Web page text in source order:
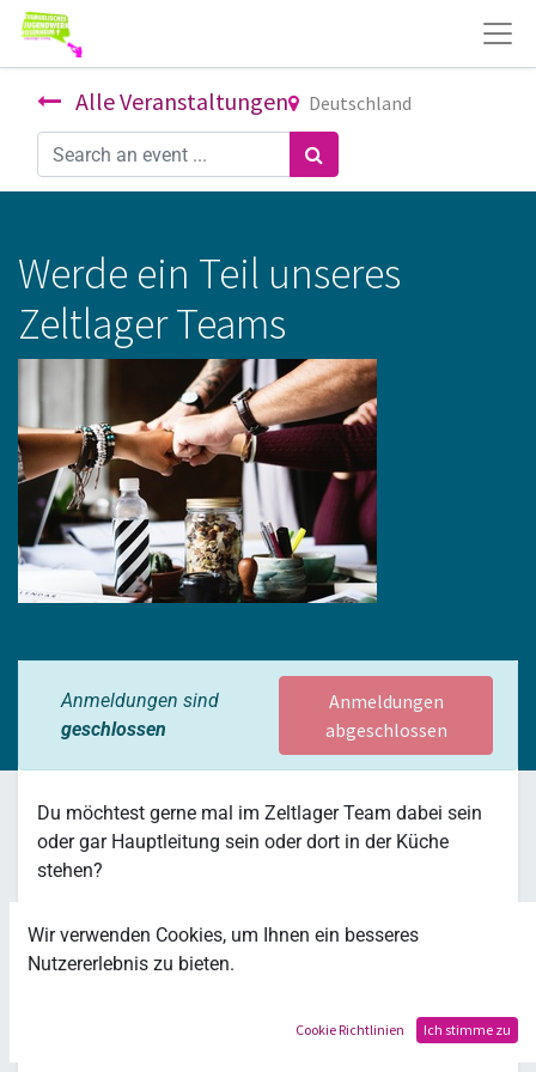
Alle Veranstaltungen Deutschland
Werde ein Teil unseres
Zeltlager Teams
Anmeldungen sind
geschlossen
Anmeldungen
abgeschlossen
Du möchtest gerne mal im Zeltlager Team dabei sein
oder gar Hauptleitung sein oder dort in der Küche
stehen?
Der Termin für das Zeltlager 2025 ist:
Wir verwenden Cookies, um Ihnen ein besseres
Nutzererlebnis zu bieten.
Cookie Richtlinien Ich stimme zu